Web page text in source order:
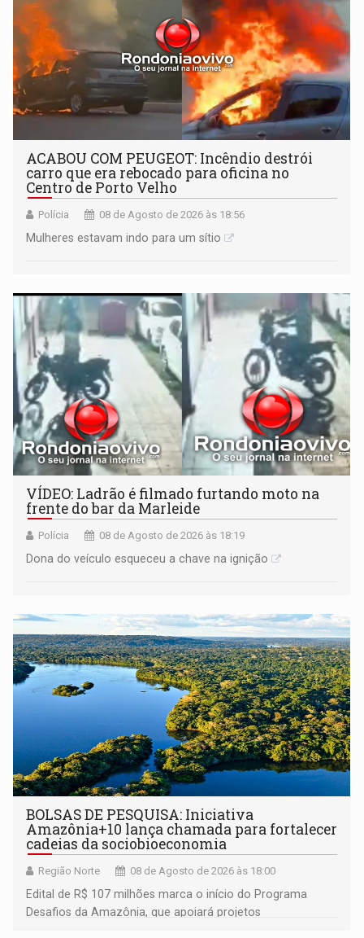
ACABOU COM PEUGEOT: Incêndio destrói
carro que era rebocado para oficina no
Centro de Porto Velho
Polícia 08 de Agosto de 2026 às 18:56
Mulheres estavam indo para um sítio
VÍDEO: Ladrão é filmado furtando moto na
frente do bar da Marleide
Polícia 08 de Agosto de 2026 às 18:19
Dona do veículo esqueceu a chave na ignição
BOLSAS DE PESQUISA: Iniciativa
Amazônia+10 lança chamada para fortalecer
cadeias da sociobioeconomia
Região Norte 08 de Agosto de 2026 às 18:00
Edital de R$ 107 milhões marca o início do Programa
Desafios da Amazônia, que apoiará projetos